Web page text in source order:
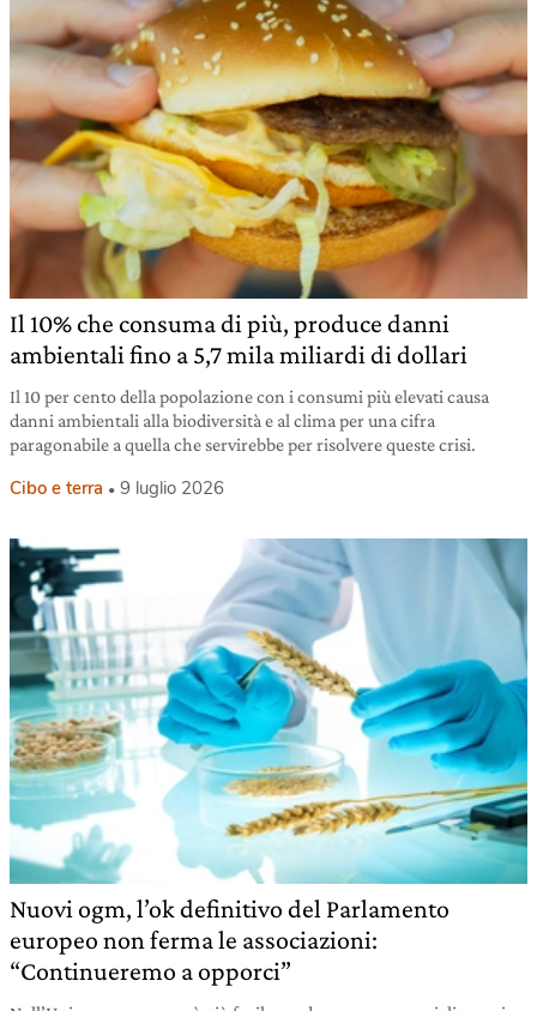
Il 10% che consuma di più, produce danni
ambientali fino a 5,7 mila miliardi di dollari
Il 10 per cento della popolazione con i consumi più elevati causa
danni ambientali alla biodiversità e al clima per una cifra
paragonabile a quella che servirebbe per risolvere queste crisi.
Cibo e terra 9 luglio 2026
Nuovi ogm, l’ok definitivo del Parlamento
europeo non ferma le associazioni:
“Continueremo a opporci”